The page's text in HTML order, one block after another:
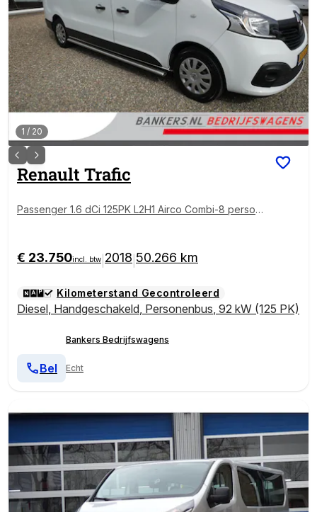
1 / 20
Renault Trafic
Passenger 1.6 dCi 125PK L2H1 Airco Combi-8 persoo
€ 23.750incl. btw 2018 50.266 km
Kilometerstand Gecontroleerd
Diesel, Handgeschakeld, Personenbus, 92 kW (125 PK)
Bankers Bedrijfswagens
Echt
Bel